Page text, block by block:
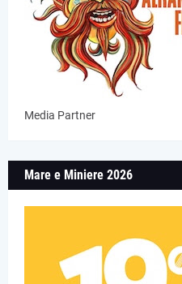
Media Partner
Mare e Miniere 2026